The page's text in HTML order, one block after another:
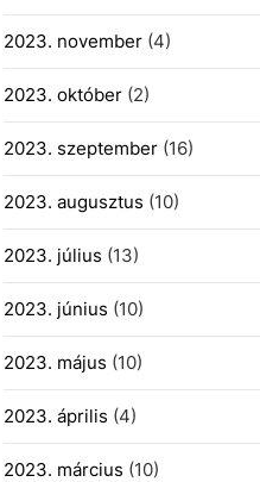
2023. november(4)
2023. október(2)
2023. szeptember(16)
2023. augusztus (10)
2023. július (13)
2023. június (10)
2023. május (10)
2023. április (4)
2023. március (10)